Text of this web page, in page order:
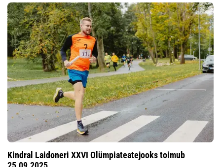
Kindral Laidoneri XXVI Olümpiateatejooks toimub